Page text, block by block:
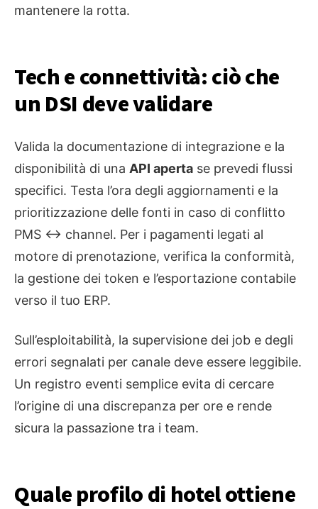
mantenere la rotta.
Tech e connettività: ciò che
un DSI deve validare
Valida la documentazione di integrazione e la
disponibilità di una API aperta se prevedi flussi
specifici. Testa l’ora degli aggiornamenti e la
prioritizzazione delle fonti in caso di conflitto
PMS ↔ channel. Per i pagamenti legati al
motore di prenotazione, verifica la conformità,
la gestione dei token e l’esportazione contabile
verso il tuo ERP.
Sull’esploitabilità, la supervisione dei job e degli
errori segnalati per canale deve essere leggibile.
Un registro eventi semplice evita di cercare
l’origine di una discrepanza per ore e rende
sicura la passazione tra i team.
Quale profilo di hotel ottiene